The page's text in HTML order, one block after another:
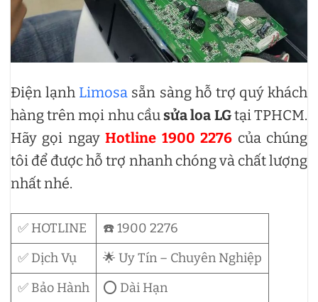
Điện lạnh Limosa sẵn sàng hỗ trợ quý khách
hàng trên mọi nhu cầusửa loa LGtại TPHCM.
Hãy gọi ngayHotline 1900 2276 của chúng
tôi để được hỗ trợ nhanh chóng và chất lượng
nhất nhé.
✅ HOTLINE
☎️ 1900 2276
✅ Dịch Vụ
🌟 Uy Tín – Chuyên Nghiệp
✅ Bảo Hành
⭕ Dài Hạn